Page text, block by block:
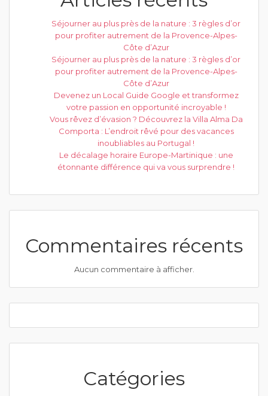
Séjourner au plus près de la nature : 3 règles d’or
pour profiter autrement de la Provence-Alpes-
Côte d’Azur
Séjourner au plus près de la nature : 3 règles d’or
pour profiter autrement de la Provence-Alpes-
Côte d’Azur
Devenez un Local Guide Google et transformez
votre passion en opportunité incroyable !
Vous rêvez d’évasion ? Découvrez la Villa Alma Da
Comporta : L’endroit rêvé pour des vacances
inoubliables au Portugal !
Le décalage horaire Europe-Martinique : une
étonnante différence qui va vous surprendre !
Commentaires récents
Aucun commentaire à afficher.
Catégories